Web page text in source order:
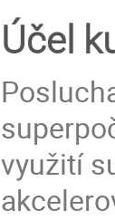
Účel
využití